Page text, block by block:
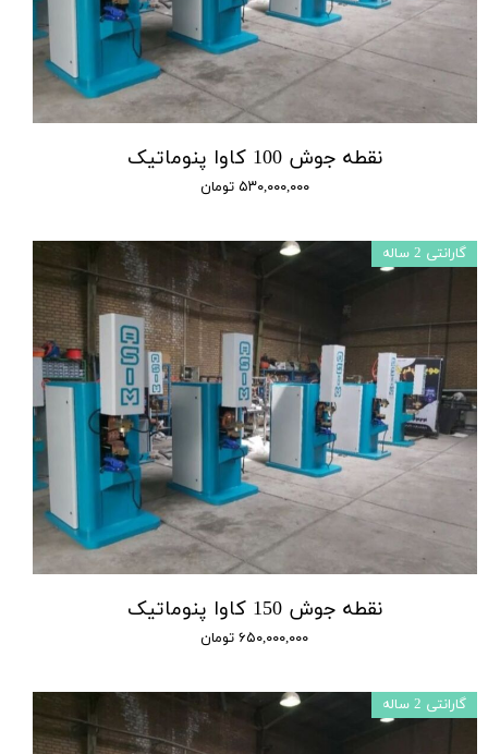
نقطه جوش 100 کاوا پنوماتیک
۵۳۰,۰۰۰,۰۰۰ تومان
نقطه جوش 150 کاوا پنوماتیک
۶۵۰,۰۰۰,۰۰۰ تومان
گارانتی 2 ساله
گارانتی 2 ساله